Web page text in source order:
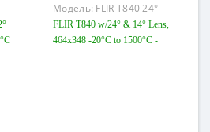
Модель: FLIR T840 24°
+14°
FLIR T840 w/24° & 14° Lens,
464x348 -20°C to 1500°C -